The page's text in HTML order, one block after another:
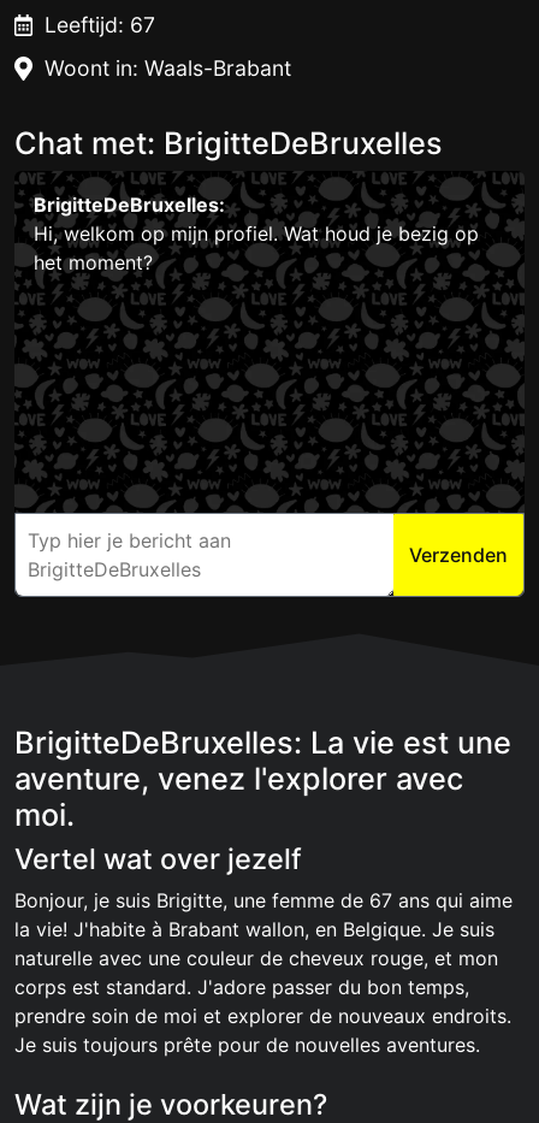
Leeftijd: 67
Woont in: Waals-Brabant
Chat met: BrigitteDeBruxelles
BrigitteDeBruxelles:
Hi, welkom op mijn profiel. Wat houd je bezig op
het moment?
Verzenden
BrigitteDeBruxelles: La vie est une
aventure, venez l'explorer avec
moi.
Vertel wat over jezelf
Bonjour, je suis Brigitte, une femme de 67 ans qui aime
la vie! J'habite à Brabant wallon, en Belgique. Je suis
naturelle avec une couleur de cheveux rouge, et mon
corps est standard. J'adore passer du bon temps,
prendre soin de moi et explorer de nouveaux endroits.
Je suis toujours prête pour de nouvelles aventures.
Wat zijn je voorkeuren?